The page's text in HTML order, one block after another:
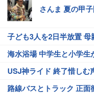
さんま 夏の甲
子ども3人を2日半放置 母
海水浴場 中学生と小学生
USJ神ライド 終了惜しむ
路線バスとトラック 正面